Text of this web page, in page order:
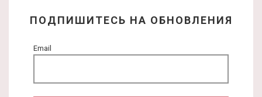
ПОДПИШИТЕСЬ НА ОБНОВЛЕНИЯ
Email